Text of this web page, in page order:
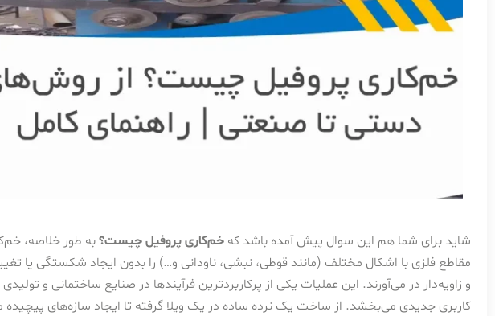
شاید برای شما هم این سوال پیش آمده باشد که خم‌کاری پروفیل چیست؟به طور خلاصه،
مقاطع فلزی با اشکال مختلف (مانند قوطی، نبشی، ناودانی و…) را بدون ایجاد شکستگی یا
و زاویه‌دار در می‌آورند. این عملیات یکی از پرکاربردترین فرآیندها در صنایع ساختمانی و
کاربری جدیدی می‌بخشد. از ساخت یک نرده ساده در یک ویلا گرفته تا ایجاد سازه‌های